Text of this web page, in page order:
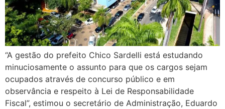
“A gestão do prefeito Chico Sardelli está estudando
minuciosamente o assunto para que os cargos sejam
ocupados através de concurso público e em
observância e respeito à Lei de Responsabilidade
Fiscal”, estimou o secretário de Administração, Eduardo